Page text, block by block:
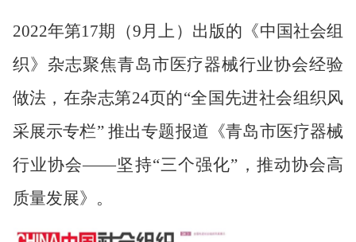
2022年第17期（9 月上）出版的《中国社会组
织》杂志聚焦青岛市医疗器械行业协会经验
做法，在杂志第24页的“全国先进社会组织风
采展示专栏” 推出专题报道《青岛市医疗器械
行业协会——坚持“三个强化”，推动协会高
质量发展》。